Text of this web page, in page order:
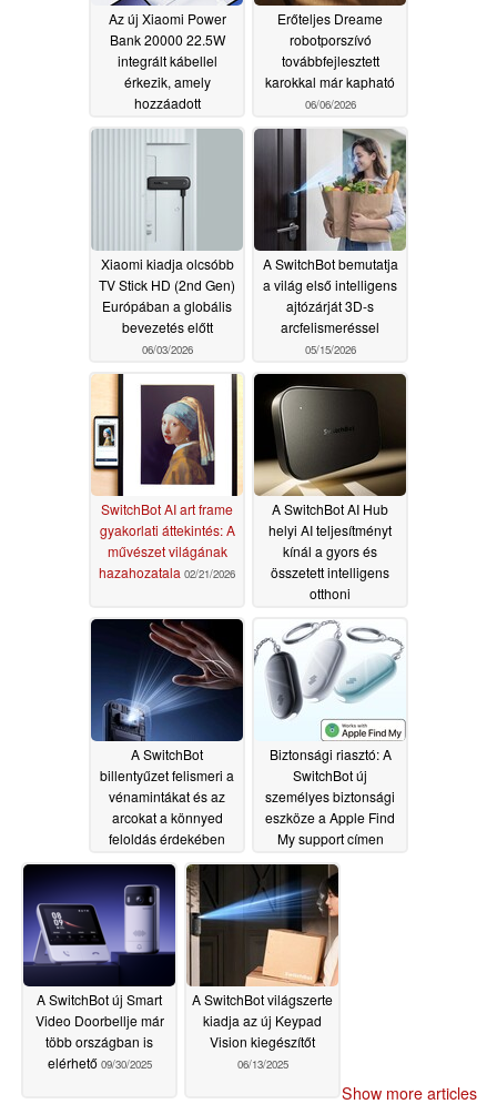
Az új Xiaomi Power
Bank 20000 22.5W
integrált kábellel
érkezik, amely
hozzáadott
egészségügy
06/06/2026
Erőteljes Dreame
robotporszívó
továbbfejlesztett
karokkal már kapható
06/06/2026
Xiaomi kiadja olcsóbb
TV Stick HD (2nd Gen)
Európában a globális
bevezetés előtt
06/03/2026
A SwitchBot bemutatja
a világ első intelligens
ajtózárját 3D-s
arcfelismeréssel
05/15/2026
SwitchBot AI art frame
gyakorlati áttekintés: A
művészet világának
hazahozatala 02/21/2026
A SwitchBot AI Hub
helyi AI teljesítményt
kínál a gyors és
összetett intelligens
otthoni
01/19/2026
A SwitchBot
billentyűzet felismeri a
vénamintákat és az
arcokat a könnyed
feloldás érdekében
01/14/2026
Biztonsági riasztó: A
SwitchBot új
személyes biztonsági
eszköze a Apple Find
My support címen
A SwitchBot új Smart
Video Doorbellje már
több országban is
elérhető 09/30/2025
A SwitchBot világszerte
kiadja az új Keypad
Vision kiegészítőt
06/13/2025
Show more articles